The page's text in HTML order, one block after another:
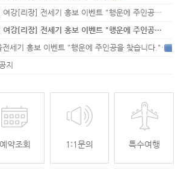
여강[리장] 전세기 홍보 이벤트 "행운에 주인공…
여강[리장] 전세기 홍보 이벤트 "행운에 주인공…
[무안공항 활성화] 가을전세기 홍보 이벤트 "행운에 주인공을 찾습니다."33
지
예약조회 1:1문의 특수여행